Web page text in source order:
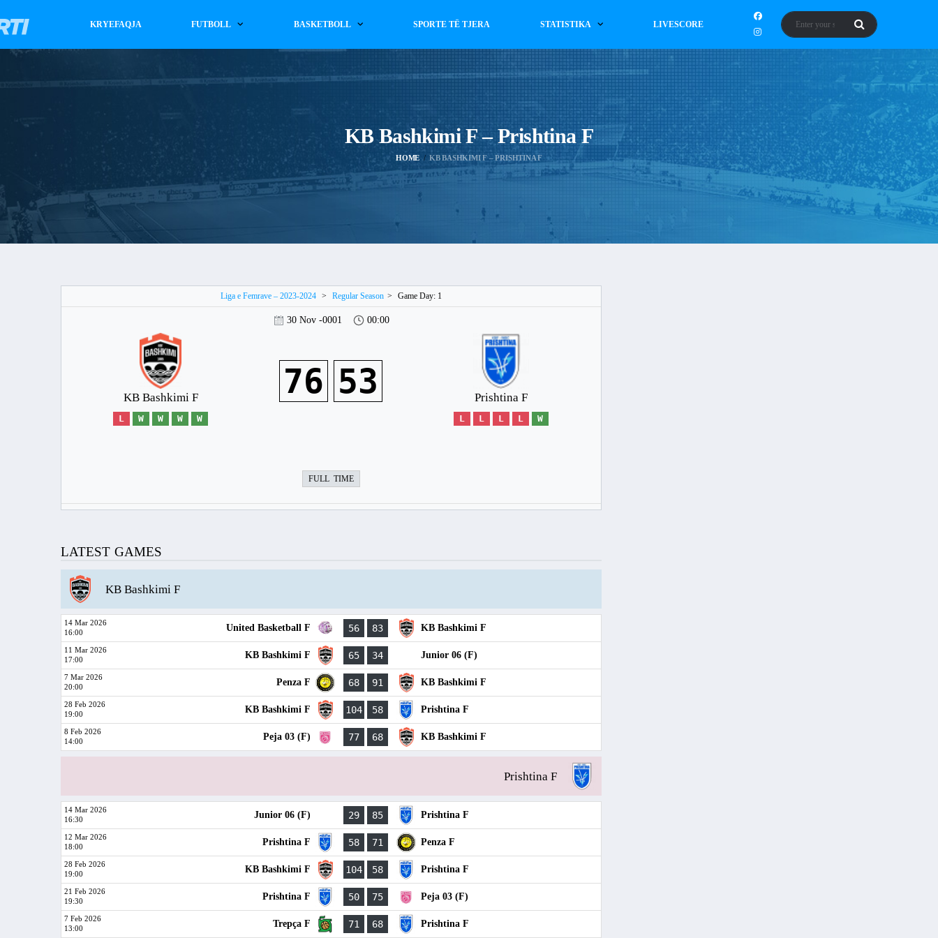
KRYEFAQJA FUTBOLL BASKETBOLL SPORTE TË TJERA STATISTIKA LIVESCORE
KB Bashkimi F – Prishtina F
HOME KB BASHKIMI F – PRISHTINA F
Liga e Femrave – 2023-2024 > Regular Season > Game Day: 1
30 Nov -0001 00:00
KB Bashkimi F
L W W W W
76 53 Prishtina F
L L L L W
FULL TIME
LATEST GAMES
KB Bashkimi F
14 Mar 2026
16:00
United Basketball F 56 83 KB Bashkimi F
11 Mar 2026
17:00
KB Bashkimi F 65 34 Junior 06 (F)
7 Mar 2026
20:00
Penza F 68 91 KB Bashkimi F
28 Feb 2026
19:00
KB Bashkimi F 104 58 Prishtina F
8 Feb 2026
14:00
Peja 03 (F) 77 68 KB Bashkimi F
Prishtina F
14 Mar 2026
16:30
Junior 06 (F) 29 85 Prishtina F
12 Mar 2026
18:00
Prishtina F 58 71 Penza F
28 Feb 2026
19:00
KB Bashkimi F 104 58 Prishtina F
21 Feb 2026
19:30
Prishtina F 50 75 Peja 03 (F)
7 Feb 2026
13:00
Trepça F 71 68 Prishtina F